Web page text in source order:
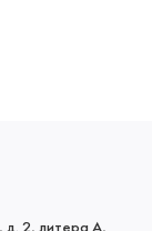
д. 2, литера А,